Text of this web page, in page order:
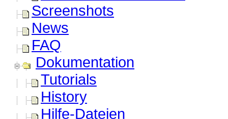
Screenshots
News
FAQ
Dokumentation
Tutorials
History
Hilfe-Dateien